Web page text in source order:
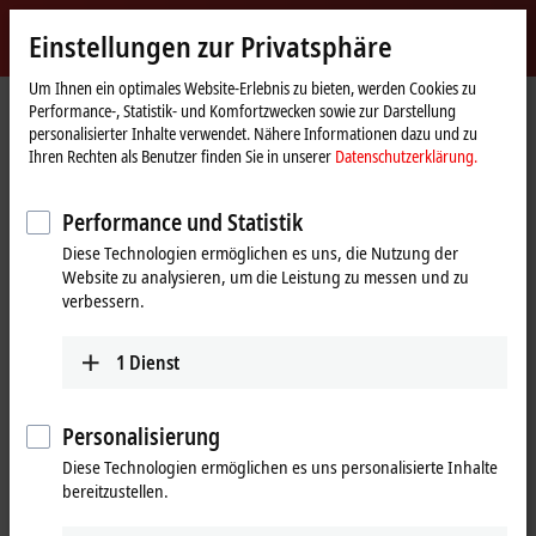
Beckhoff
-
New
Automation
Technology
myBeckhoff
StartseiteUnternehmen
News
Mit Klick auf "Akzeptieren" zeigen wir das Video und passen die
Einstellung zur Privatsphäre an, dabei wird externer Inhalt von
Vimeo geladen. Beachten Sie dazu bitte unsere
Einstellungen zur Privatsphäre
Um Ihnen ein optimales Website-Erlebnis zu bieten, werden Cookies zu
Performance-, Statistik- und Komfortzwecken sowie zur Darstellung
personalisierter Inhalte verwendet. Nähere Informationen dazu und zu
Ihren Rechten als Benutzer finden Sie in unserer Datenschutzerklärung.
Performance und Statistik
Diese Technologien ermöglichen es uns, die Nutzung der
Website zu analysieren, um die Leistung zu messen und zu
verbessern.
1 Dienst
Personalisierung
Diese Technologien ermöglichen es uns personalisierte Inhalte
bereitzustellen.